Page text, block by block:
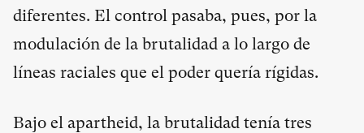
diferentes. El control pasaba, pues, por la
modulación de la brutalidad a lo largo de
líneas raciales que el poder quería rígidas.
Bajo el apartheid, la brutalidad tenía tres